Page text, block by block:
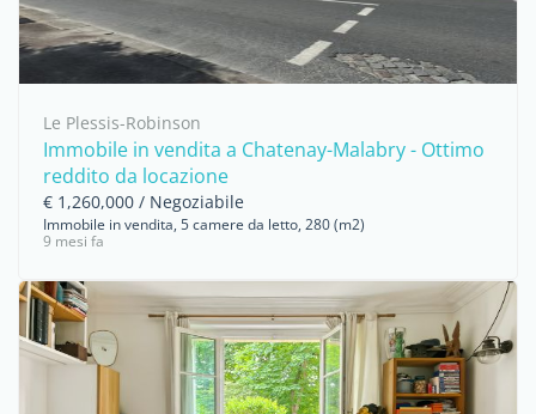
Le Plessis-Robinson
Immobile in vendita a Chatenay-Malabry - Ottimo
reddito da locazione
€ 1,260,000 / Negoziabile
Immobile in vendita, 5 camere da letto, 280 (m2)
9 mesi fa